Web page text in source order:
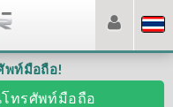
พท์มือถือ!
โทรศัพท์มือถือ